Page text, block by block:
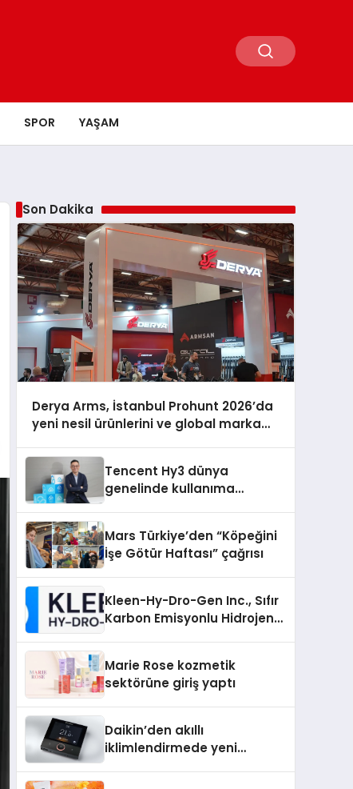
SPOR YAŞAM
Son Dakika
Derya Arms, İstanbul Prohunt 2026’da
yeni nesil ürünlerini ve global marka
Tencent Hy3 dünya
genelinde kullanıma
Mars Türkiye’den “Köpeğini
İşe Götür Haftası” çağrısı
Kleen-Hy-Dro-Gen Inc., Sıfır
Karbon Emisyonlu Hidrojen
Aldı
Marie Rose kozmetik
sektörüne giriş yaptı
Daikin’den akıllı
iklimlendirmede yeni